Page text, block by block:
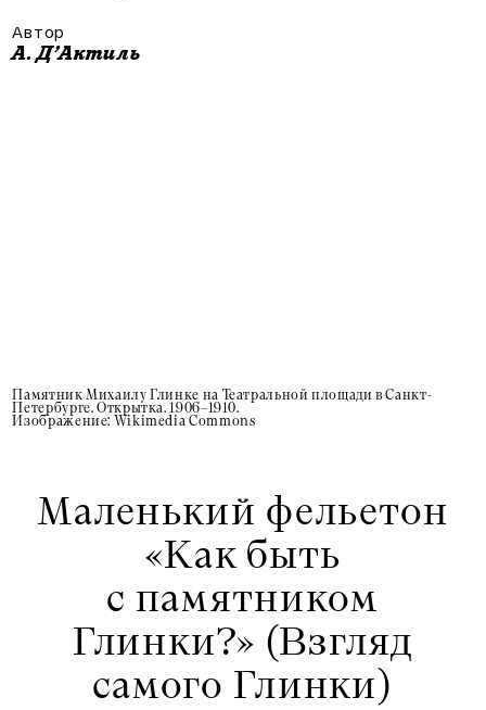
Автор
А. Д’Актиль
Памятник Михаилу Глинке на Театральной площади в Санкт-
Петербурге. Открытка. 1906–1910.
Изображение: Wikimedia Commons
Маленький фельетон
«Как быть
с памятником
Глинки?» (Взгляд
самого Глинки)